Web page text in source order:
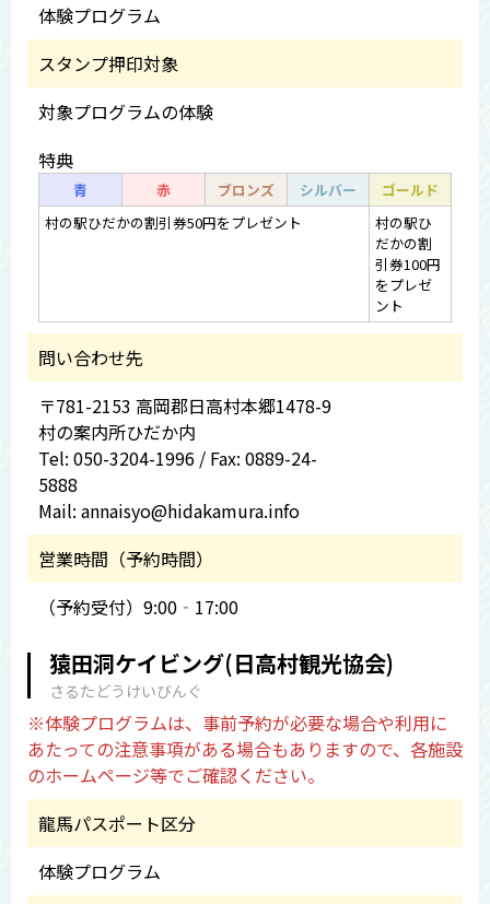
体験プログラム
スタンプ押印対象
対象プログラムの体験
特典
青 赤 ブロンズ シルバー
ゴールド
村の駅ひだかの割引券50円をプレゼント
村の駅ひ
だかの割
引券100円
をプレゼ
ント
問い合わせ先
〒781-2153 高岡郡日高村本郷1478-9
村の案内所ひだか内
Tel: 050-3204-1996 / Fax: 0889-24-
5888
Mail: annaisyo@hidakamura.info
営業時間（予約時間）
（予約受付）9:00‐17:00
猿田洞ケイビング(日高村観光協会)
さるたどうけいびんぐ
※体験プログラムは、事前予約が必要な場合や利用に
あたっての注意事項がある場合もありますので、各施設
のホームページ等でご確認ください。
龍馬パスポート区分
体験プログラム